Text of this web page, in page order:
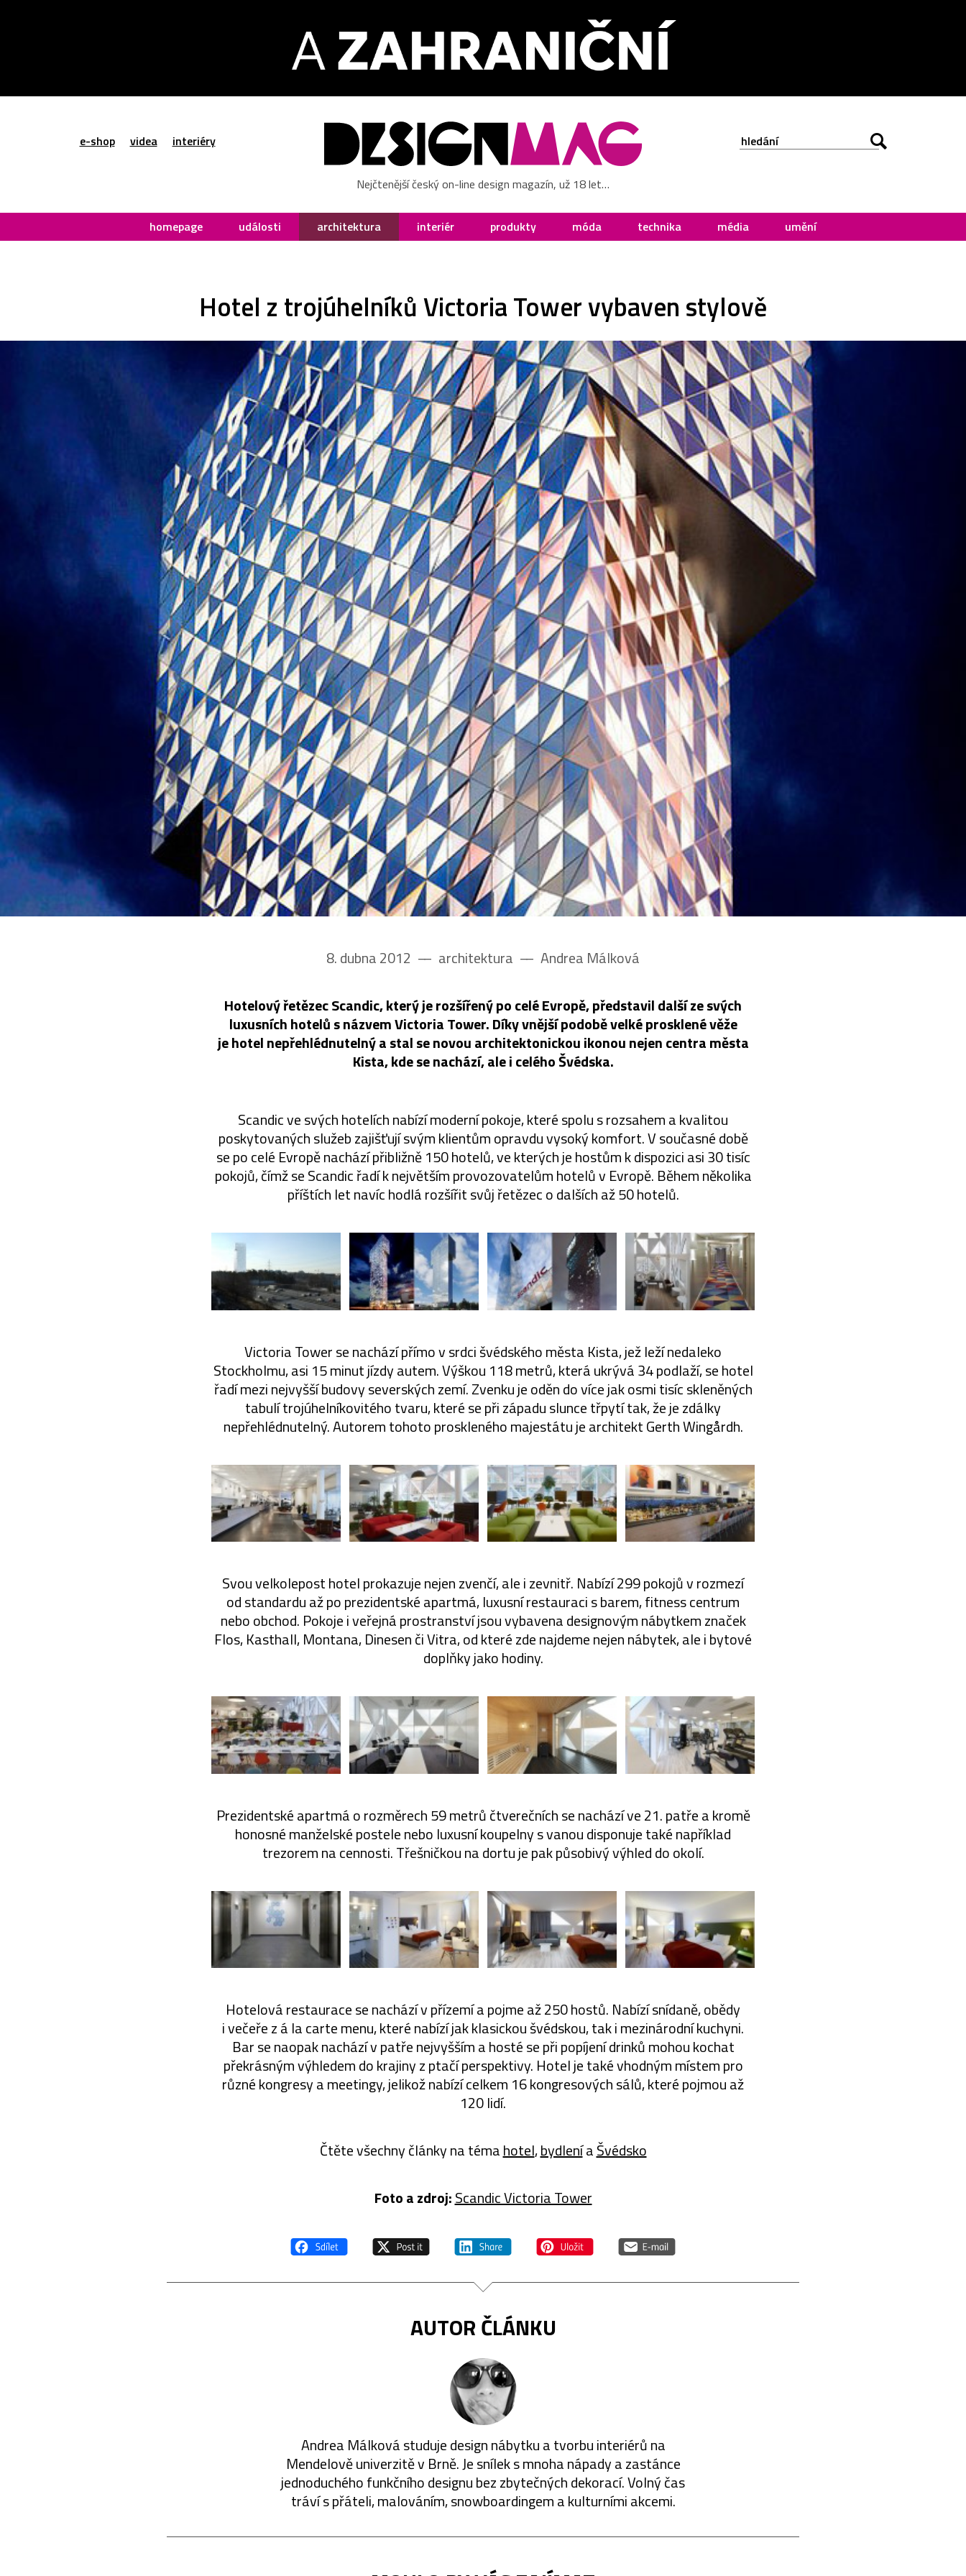
e-shop videa interiéry
Nejčtenější český on-line design magazín, už 18 let…
homepage události architektura interiér produkty móda technika média umění
Hotel z trojúhelníků Victoria Tower vybaven stylově
8. dubna 2012 –– architektura –– Andrea Málková
Hotelový řetězec Scandic, který je rozšířený po celé Evropě, představil další ze svých
luxusních hotelů s názvem Victoria Tower. Díky vnější podobě velké prosklené věže
je hotel nepřehlédnutelný a stal se novou architektonickou ikonou nejen centra města
Kista, kde se nachází, ale i celého Švédska.
Scandic ve svých hotelích nabízí moderní pokoje, které spolu s rozsahem a kvalitou
poskytovaných služeb zajišťují svým klientům opravdu vysoký komfort. V současné době
se po celé Evropě nachází přibližně 150 hotelů, ve kterých je hostům k dispozici asi 30 tisíc
pokojů, čímž se Scandic řadí k největším provozovatelům hotelů v Evropě. Během několika
příštích let navíc hodlá rozšířit svůj řetězec o dalších až 50 hotelů.
Victoria Tower se nachází přímo v srdci švédského města Kista, jež leží nedaleko
Stockholmu, asi 15 minut jízdy autem. Výškou 118 metrů, která ukrývá 34 podlaží, se hotel
řadí mezi nejvyšší budovy severských zemí. Zvenku je oděn do více jak osmi tisíc skleněných
tabulí trojúhelníkovitého tvaru, které se při západu slunce třpytí tak, že je zdálky
nepřehlédnutelný. Autorem tohoto proskleného majestátu je architekt Gerth Wingårdh.
Svou velkolepost hotel prokazuje nejen zvenčí, ale i zevnitř. Nabízí 299 pokojů v rozmezí
od standardu až po prezidentské apartmá, luxusní restauraci s barem, fitness centrum
nebo obchod. Pokoje i veřejná prostranství jsou vybavena designovým nábytkem značek
Flos, Kasthall, Montana, Dinesen či Vitra, od které zde najdeme nejen nábytek, ale i bytové
doplňky jako hodiny.
Prezidentské apartmá o rozměrech 59 metrů čtverečních se nachází ve 21. patře a kromě
honosné manželské postele nebo luxusní koupelny s vanou disponuje také například
trezorem na cennosti. Třešničkou na dortu je pak působivý výhled do okolí.
Hotelová restaurace se nachází v přízemí a pojme až 250 hostů. Nabízí snídaně, obědy
i večeře z á la carte menu, které nabízí jak klasickou švédskou, tak i mezinárodní kuchyni.
Bar se naopak nachází v patře nejvyšším a hosté se při popíjení drinků mohou kochat
překrásným výhledem do krajiny z ptačí perspektivy. Hotel je také vhodným místem pro
různé kongresy a meetingy, jelikož nabízí celkem 16 kongresových sálů, které pojmou až
120 lidí.
Čtěte všechny články na témahotel,bydleníaŠvédsko
Foto a zdroj:Scandic Victoria Tower
AUTOR ČLÁNKU
Andrea Málková studuje design nábytku a tvorbu interiérů na
Mendelově univerzitě v Brně. Je snílek s mnoha nápady a zastánce
jednoduchého funkčního designu bez zbytečných dekorací. Volný čas
tráví s přáteli, malováním, snowboardingem a kulturními akcemi.